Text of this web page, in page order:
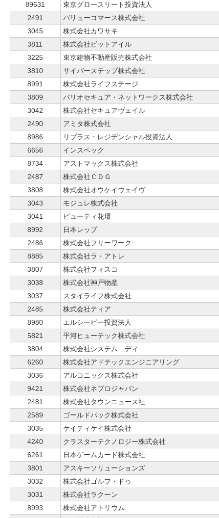
89631
東京グロースリート投資法人
2491
バリューコマース株式会社
3045
株式会社カワサキ
3811
株式会社ビットアイル
3225
東京建物不動産販売株式会社
3810
サイバーステップ株式会社
8991
株式会社ライフステージ
3809
バリオセキュア・ネットワークス株式会社
3042
株式会社セキュアヴェイル
2490
アミタ株式会社
8986
リプラス・レジデンシャル投資法人
6656
インスペック
8734
アストマックス株式会社
2487
株式会社ＣＤＧ
3808
株式会社オウケイウェイヴ
3043
モジュレ株式会社
3041
ビューティ花壇
8992
日本レップ
2486
株式会社フリーワーク
8885
株式会社ラ・アトレ
3807
株式会社フィスコ
3038
株式会社神戸物産
3037
スタイライフ株式会社
2485
株式会社ティア
8980
エルシーピー投資法人
5821
平河ヒューテック株式会社
3804
株式会社システム ディ
6260
株式会社アドテックエンジニアリング
3036
アルコニックス株式会社
9421
株式会社ネプロジャパン
2481
株式会社タウンニュース社
2589
ゴールドパック株式会社
3035
ケイティケイ株式会社
4240
クラスターテクノロジー株式会社
6261
日本ゲームカード株式会社
3801
アスキーソリューションズ
3032
株式会社ゴルフ・ドゥ
3031
株式会社ラクーン
8993
株式会社アトリウム